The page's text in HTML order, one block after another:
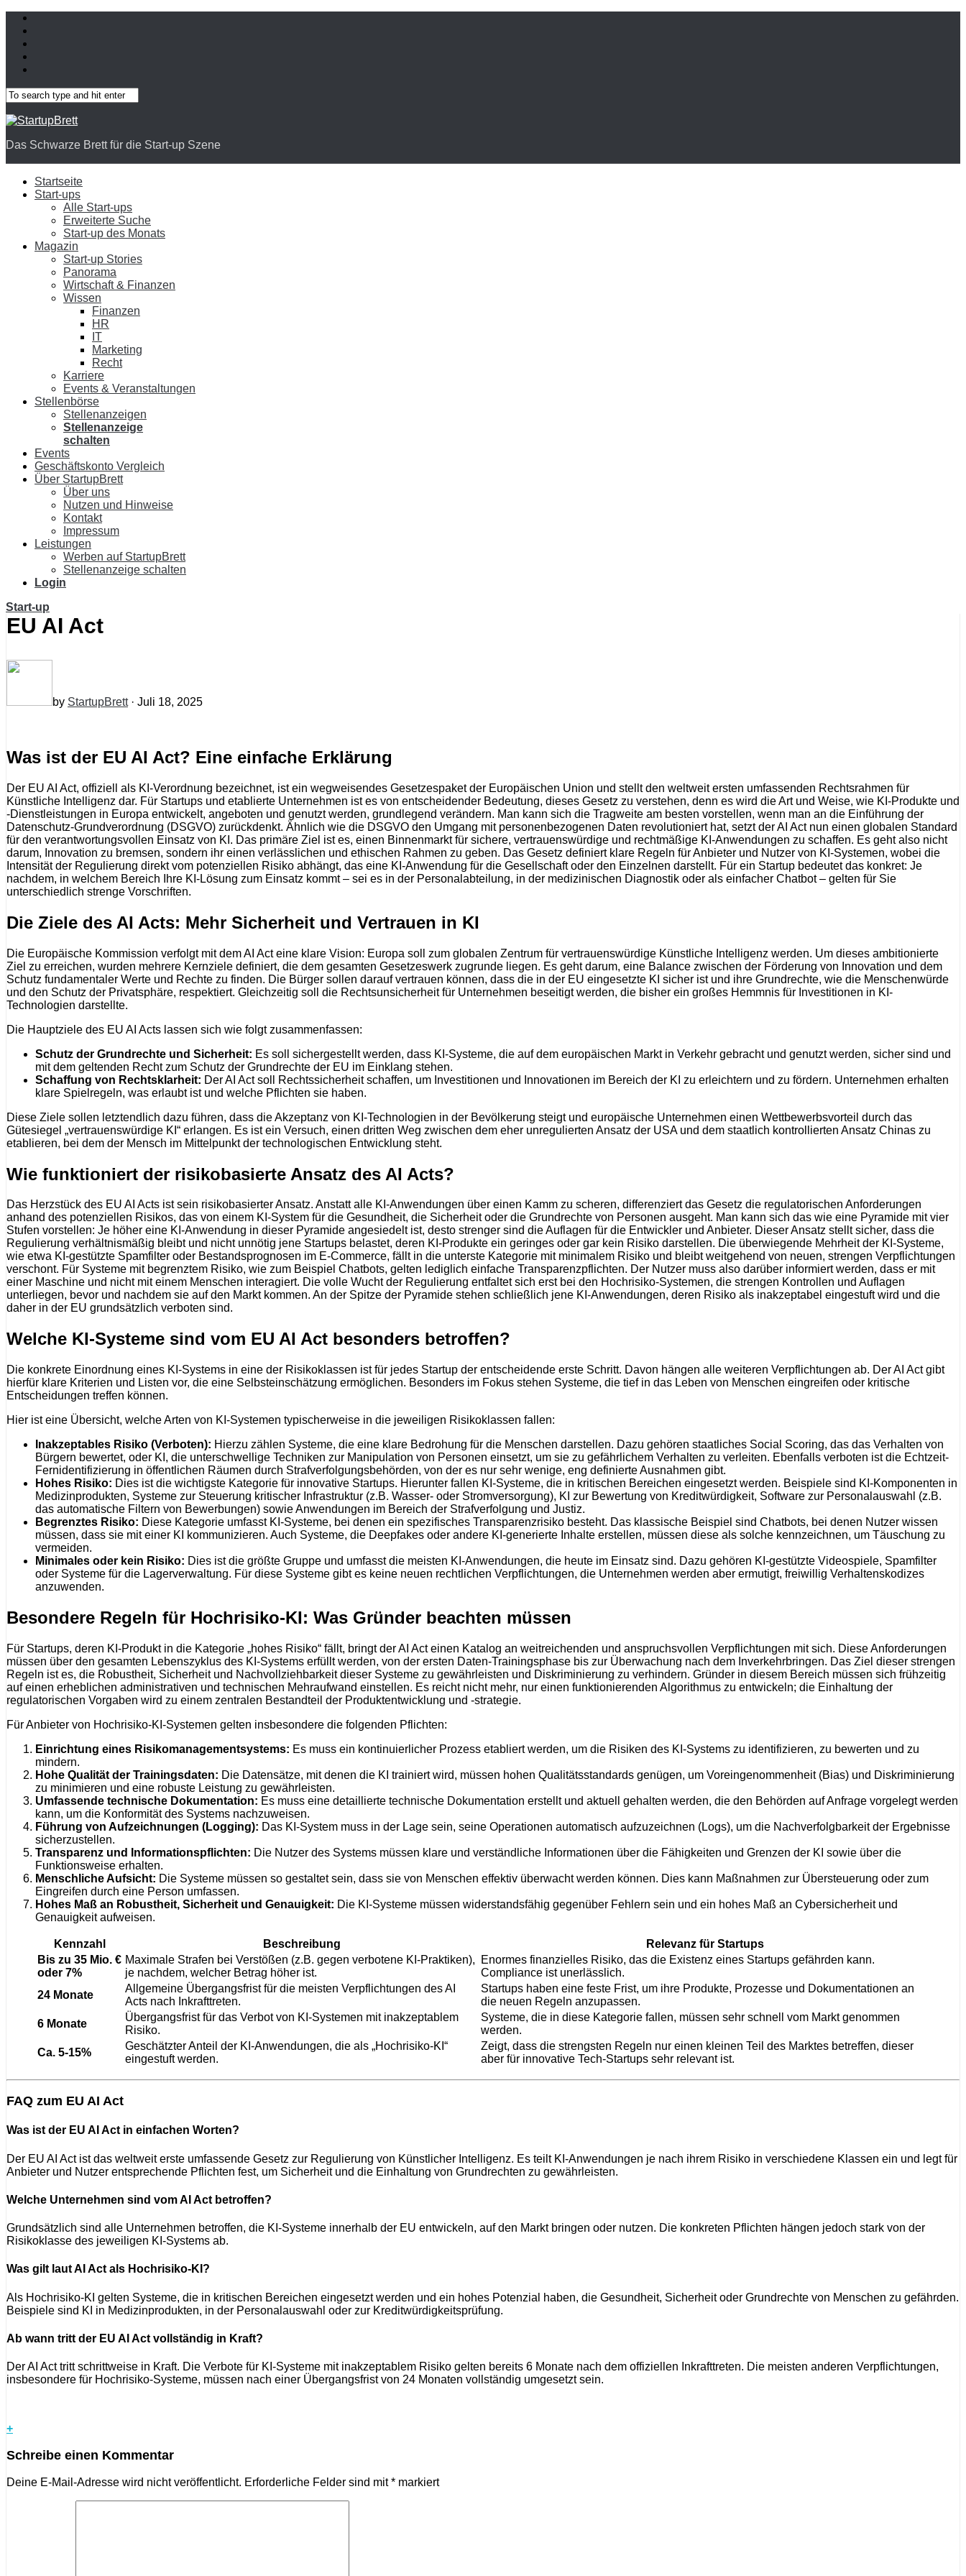
Das Schwarze Brett für die Start-up Szene
Startseite
Start-ups
Alle Start-ups
Erweiterte Suche
Start-up des Monats
Magazin
Start-up Stories
Panorama
Wirtschaft & Finanzen
Wissen
Finanzen
HR
IT
Marketing
Recht
Karriere
Events & Veranstaltungen
Stellenbörse
Stellenanzeigen
Stellenanzeige
schalten
Events
Geschäftskonto Vergleich
Über StartupBrett
Über uns
Nutzen und Hinweise
Kontakt
Impressum
Leistungen
Werben auf StartupBrett
Stellenanzeige schalten
Login
Start-up
EU AI Act
by StartupBrett· Juli 18, 2025
Was ist der EU AI Act? Eine einfache Erklärung
Der EU AI Act, offiziell als KI-Verordnung bezeichnet, ist ein wegweisendes Gesetzespaket der Europäischen Union und stellt den weltweit ersten umfassenden Rechtsrahmen für
Künstliche Intelligenz dar. Für Startups und etablierte Unternehmen ist es von entscheidender Bedeutung, dieses Gesetz zu verstehen, denn es wird die Art und Weise, wie KI-Produkte und
-Dienstleistungen in Europa entwickelt, angeboten und genutzt werden, grundlegend verändern. Man kann sich die Tragweite am besten vorstellen, wenn man an die Einführung der
Datenschutz-Grundverordnung (DSGVO) zurückdenkt. Ähnlich wie die DSGVO den Umgang mit personenbezogenen Daten revolutioniert hat, setzt der AI Act nun einen globalen Standard
für den verantwortungsvollen Einsatz von KI. Das primäre Ziel ist es, einen Binnenmarkt für sichere, vertrauenswürdige und rechtmäßige KI-Anwendungen zu schaffen. Es geht also nicht
darum, Innovation zu bremsen, sondern ihr einen verlässlichen und ethischen Rahmen zu geben. Das Gesetz definiert klare Regeln für Anbieter und Nutzer von KI-Systemen, wobei die
Intensität der Regulierung direkt vom potenziellen Risiko abhängt, das eine KI-Anwendung für die Gesellschaft oder den Einzelnen darstellt. Für ein Startup bedeutet das konkret: Je
nachdem, in welchem Bereich Ihre KI-Lösung zum Einsatz kommt – sei es in der Personalabteilung, in der medizinischen Diagnostik oder als einfacher Chatbot – gelten für Sie
unterschiedlich strenge Vorschriften.
Die Ziele des AI Acts: Mehr Sicherheit und Vertrauen in KI
Die Europäische Kommission verfolgt mit dem AI Act eine klare Vision: Europa soll zum globalen Zentrum für vertrauenswürdige Künstliche Intelligenz werden. Um dieses ambitionierte
Ziel zu erreichen, wurden mehrere Kernziele definiert, die dem gesamten Gesetzeswerk zugrunde liegen. Es geht darum, eine Balance zwischen der Förderung von Innovation und dem
Schutz fundamentaler Werte und Rechte zu finden. Die Bürger sollen darauf vertrauen können, dass die in der EU eingesetzte KI sicher ist und ihre Grundrechte, wie die Menschenwürde
und den Schutz der Privatsphäre, respektiert. Gleichzeitig soll die Rechtsunsicherheit für Unternehmen beseitigt werden, die bisher ein großes Hemmnis für Investitionen in KI-
Technologien darstellte.
Die Hauptziele des EU AI Acts lassen sich wie folgt zusammenfassen:
Schutz der Grundrechte und Sicherheit: Es soll sichergestellt werden, dass KI-Systeme, die auf dem europäischen Markt in Verkehr gebracht und genutzt werden, sicher sind und
mit dem geltenden Recht zum Schutz der Grundrechte der EU im Einklang stehen.
Schaffung von Rechtsklarheit: Der AI Act soll Rechtssicherheit schaffen, um Investitionen und Innovationen im Bereich der KI zu erleichtern und zu fördern. Unternehmen erhalten
klare Spielregeln, was erlaubt ist und welche Pflichten sie haben.
Diese Ziele sollen letztendlich dazu führen, dass die Akzeptanz von KI-Technologien in der Bevölkerung steigt und europäische Unternehmen einen Wettbewerbsvorteil durch das
Gütesiegel „vertrauenswürdige KI“ erlangen. Es ist ein Versuch, einen dritten Weg zwischen dem eher unregulierten Ansatz der USA und dem staatlich kontrollierten Ansatz Chinas zu
etablieren, bei dem der Mensch im Mittelpunkt der technologischen Entwicklung steht.
Wie funktioniert der risikobasierte Ansatz des AI Acts?
Das Herzstück des EU AI Acts ist sein risikobasierter Ansatz. Anstatt alle KI-Anwendungen über einen Kamm zu scheren, differenziert das Gesetz die regulatorischen Anforderungen
anhand des potenziellen Risikos, das von einem KI-System für die Gesundheit, die Sicherheit oder die Grundrechte von Personen ausgeht. Man kann sich das wie eine Pyramide mit vier
Stufen vorstellen: Je höher eine KI-Anwendung in dieser Pyramide angesiedelt ist, desto strenger sind die Auflagen für die Entwickler und Anbieter. Dieser Ansatz stellt sicher, dass die
Regulierung verhältnismäßig bleibt und nicht unnötig jene Startups belastet, deren KI-Produkte ein geringes oder gar kein Risiko darstellen. Die überwiegende Mehrheit der KI-Systeme,
wie etwa KI-gestützte Spamfilter oder Bestandsprognosen im E-Commerce, fällt in die unterste Kategorie mit minimalem Risiko und bleibt weitgehend von neuen, strengen Verpflichtungen
verschont. Für Systeme mit begrenztem Risiko, wie zum Beispiel Chatbots, gelten lediglich einfache Transparenzpflichten. Der Nutzer muss also darüber informiert werden, dass er mit
einer Maschine und nicht mit einem Menschen interagiert. Die volle Wucht der Regulierung entfaltet sich erst bei den Hochrisiko-Systemen, die strengen Kontrollen und Auflagen
unterliegen, bevor und nachdem sie auf den Markt kommen. An der Spitze der Pyramide stehen schließlich jene KI-Anwendungen, deren Risiko als inakzeptabel eingestuft wird und die
daher in der EU grundsätzlich verboten sind.
Welche KI-Systeme sind vom EU AI Act besonders betroffen?
Die konkrete Einordnung eines KI-Systems in eine der Risikoklassen ist für jedes Startup der entscheidende erste Schritt. Davon hängen alle weiteren Verpflichtungen ab. Der AI Act gibt
hierfür klare Kriterien und Listen vor, die eine Selbsteinschätzung ermöglichen. Besonders im Fokus stehen Systeme, die tief in das Leben von Menschen eingreifen oder kritische
Entscheidungen treffen können.
Hier ist eine Übersicht, welche Arten von KI-Systemen typischerweise in die jeweiligen Risikoklassen fallen:
Inakzeptables Risiko (Verboten): Hierzu zählen Systeme, die eine klare Bedrohung für die Menschen darstellen. Dazu gehören staatliches Social Scoring, das das Verhalten von
Bürgern bewertet, oder KI, die unterschwellige Techniken zur Manipulation von Personen einsetzt, um sie zu gefährlichem Verhalten zu verleiten. Ebenfalls verboten ist die Echtzeit-
Fernidentifizierung in öffentlichen Räumen durch Strafverfolgungsbehörden, von der es nur sehr wenige, eng definierte Ausnahmen gibt.
Hohes Risiko: Dies ist die wichtigste Kategorie für innovative Startups. Hierunter fallen KI-Systeme, die in kritischen Bereichen eingesetzt werden. Beispiele sind KI-Komponenten in
Medizinprodukten, Systeme zur Steuerung kritischer Infrastruktur (z.B. Wasser- oder Stromversorgung), KI zur Bewertung von Kreditwürdigkeit, Software zur Personalauswahl (z.B.
das automatische Filtern von Bewerbungen) sowie Anwendungen im Bereich der Strafverfolgung und Justiz.
Begrenztes Risiko: Diese Kategorie umfasst KI-Systeme, bei denen ein spezifisches Transparenzrisiko besteht. Das klassische Beispiel sind Chatbots, bei denen Nutzer wissen
müssen, dass sie mit einer KI kommunizieren. Auch Systeme, die Deepfakes oder andere KI-generierte Inhalte erstellen, müssen diese als solche kennzeichnen, um Täuschung zu
vermeiden.
Minimales oder kein Risiko: Dies ist die größte Gruppe und umfasst die meisten KI-Anwendungen, die heute im Einsatz sind. Dazu gehören KI-gestützte Videospiele, Spamfilter
oder Systeme für die Lagerverwaltung. Für diese Systeme gibt es keine neuen rechtlichen Verpflichtungen, die Unternehmen werden aber ermutigt, freiwillig Verhaltenskodizes
anzuwenden.
Besondere Regeln für Hochrisiko-KI: Was Gründer beachten müssen
Für Startups, deren KI-Produkt in die Kategorie „hohes Risiko“ fällt, bringt der AI Act einen Katalog an weitreichenden und anspruchsvollen Verpflichtungen mit sich. Diese Anforderungen
müssen über den gesamten Lebenszyklus des KI-Systems erfüllt werden, von der ersten Daten-Trainingsphase bis zur Überwachung nach dem Inverkehrbringen. Das Ziel dieser strengen
Regeln ist es, die Robustheit, Sicherheit und Nachvollziehbarkeit dieser Systeme zu gewährleisten und Diskriminierung zu verhindern. Gründer in diesem Bereich müssen sich frühzeitig
auf einen erheblichen administrativen und technischen Mehraufwand einstellen. Es reicht nicht mehr, nur einen funktionierenden Algorithmus zu entwickeln; die Einhaltung der
regulatorischen Vorgaben wird zu einem zentralen Bestandteil der Produktentwicklung und -strategie.
Für Anbieter von Hochrisiko-KI-Systemen gelten insbesondere die folgenden Pflichten:
Einrichtung eines Risikomanagementsystems: Es muss ein kontinuierlicher Prozess etabliert werden, um die Risiken des KI-Systems zu identifizieren, zu bewerten und zu
mindern.
Hohe Qualität der Trainingsdaten: Die Datensätze, mit denen die KI trainiert wird, müssen hohen Qualitätsstandards genügen, um Voreingenommenheit (Bias) und Diskriminierung
zu minimieren und eine robuste Leistung zu gewährleisten.
Umfassende technische Dokumentation: Es muss eine detaillierte technische Dokumentation erstellt und aktuell gehalten werden, die den Behörden auf Anfrage vorgelegt werden
kann, um die Konformität des Systems nachzuweisen.
Führung von Aufzeichnungen (Logging): Das KI-System muss in der Lage sein, seine Operationen automatisch aufzuzeichnen (Logs), um die Nachverfolgbarkeit der Ergebnisse
sicherzustellen.
Transparenz und Informationspflichten: Die Nutzer des Systems müssen klare und verständliche Informationen über die Fähigkeiten und Grenzen der KI sowie über die
Funktionsweise erhalten.
Menschliche Aufsicht: Die Systeme müssen so gestaltet sein, dass sie von Menschen effektiv überwacht werden können. Dies kann Maßnahmen zur Übersteuerung oder zum
Eingreifen durch eine Person umfassen.
Hohes Maß an Robustheit, Sicherheit und Genauigkeit: Die KI-Systeme müssen widerstandsfähig gegenüber Fehlern sein und ein hohes Maß an Cybersicherheit und
Genauigkeit aufweisen.
Kennzahl Beschreibung
Relevanz für Startups
Bis zu 35 Mio. €
oder 7%
Maximale Strafen bei Verstößen (z.B. gegen verbotene KI-Praktiken),
je nachdem, welcher Betrag höher ist.
Enormes finanzielles Risiko, das die Existenz eines Startups gefährden kann.
Compliance ist unerlässlich.
24 Monate
Allgemeine Übergangsfrist für die meisten Verpflichtungen des AI
Acts nach Inkrafttreten.
Startups haben eine feste Frist, um ihre Produkte, Prozesse und Dokumentationen an
die neuen Regeln anzupassen.
6 Monate
Übergangsfrist für das Verbot von KI-Systemen mit inakzeptablem
Risiko.
Systeme, die in diese Kategorie fallen, müssen sehr schnell vom Markt genommen
werden.
Ca. 5-15%
Geschätzter Anteil der KI-Anwendungen, die als „Hochrisiko-KI“
eingestuft werden.
Zeigt, dass die strengsten Regeln nur einen kleinen Teil des Marktes betreffen, dieser
aber für innovative Tech-Startups sehr relevant ist.
FAQ zum EU AI Act
Was ist der EU AI Act in einfachen Worten?
Der EU AI Act ist das weltweit erste umfassende Gesetz zur Regulierung von Künstlicher Intelligenz. Es teilt KI-Anwendungen je nach ihrem Risiko in verschiedene Klassen ein und legt für
Anbieter und Nutzer entsprechende Pflichten fest, um Sicherheit und die Einhaltung von Grundrechten zu gewährleisten.
Welche Unternehmen sind vom AI Act betroffen?
Grundsätzlich sind alle Unternehmen betroffen, die KI-Systeme innerhalb der EU entwickeln, auf den Markt bringen oder nutzen. Die konkreten Pflichten hängen jedoch stark von der
Risikoklasse des jeweiligen KI-Systems ab.
Was gilt laut AI Act als Hochrisiko-KI?
Als Hochrisiko-KI gelten Systeme, die in kritischen Bereichen eingesetzt werden und ein hohes Potenzial haben, die Gesundheit, Sicherheit oder Grundrechte von Menschen zu gefährden.
Beispiele sind KI in Medizinprodukten, in der Personalauswahl oder zur Kreditwürdigkeitsprüfung.
Ab wann tritt der EU AI Act vollständig in Kraft?
Der AI Act tritt schrittweise in Kraft. Die Verbote für KI-Systeme mit inakzeptablem Risiko gelten bereits 6 Monate nach dem offiziellen Inkrafttreten. Die meisten anderen Verpflichtungen,
insbesondere für Hochrisiko-Systeme, müssen nach einer Übergangsfrist von 24 Monaten vollständig umgesetzt sein.
+
Schreibe einen Kommentar
Deine E-Mail-Adresse wird nicht veröffentlicht. Erforderliche Felder sind mit* markiert